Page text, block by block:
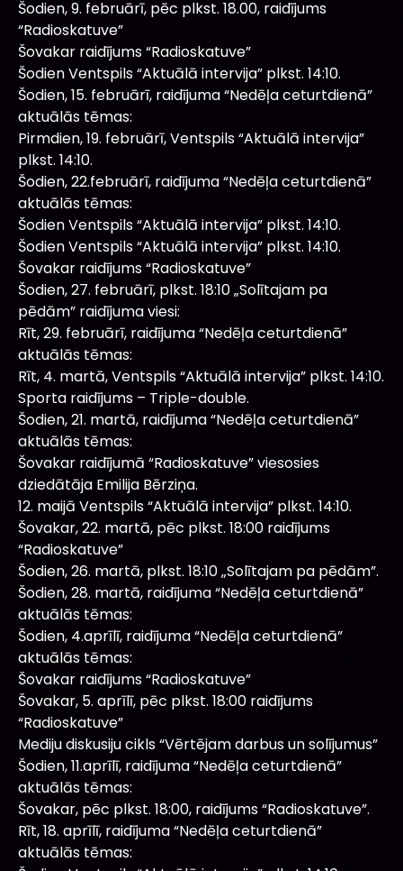
Šodien, 9. februārī, pēc plkst. 18.00, raidījums
“Radioskatuve”
Šovakar raidījums “Radioskatuve”
Šodien Ventspils “Aktuālā intervija” plkst. 14:10.
Šodien, 15. februārī, raidījuma “Nedēļa ceturtdienā”
aktuālās tēmas:
Pirmdien, 19. februārī, Ventspils “Aktuālā intervija”
plkst. 14:10.
Šodien, 22.februārī, raidījuma “Nedēļa ceturtdienā”
aktuālās tēmas:
Šodien Ventspils “Aktuālā intervija” plkst. 14:10.
Šodien Ventspils “Aktuālā intervija” plkst. 14:10.
Šovakar raidījums “Radioskatuve”
Šodien, 27. februārī, plkst. 18:10 „Solītajam pa
pēdām” raidījuma viesi:
Rīt, 29. februārī, raidījuma “Nedēļa ceturtdienā”
aktuālās tēmas:
Rīt, 4. martā, Ventspils “Aktuālā intervija” plkst. 14:10.
Sporta raidījums – Triple-double.
Šodien, 21. martā, raidījuma “Nedēļa ceturtdienā”
aktuālās tēmas:
Šovakar raidījumā “Radioskatuve” viesosies
dziedātāja Emilija Bērziņa.
12. maijā Ventspils “Aktuālā intervija” plkst. 14:10.
Šovakar, 22. martā, pēc plkst. 18:00 raidījums
“Radioskatuve”
Šodien, 26. martā, plkst. 18:10 „Solītajam pa pēdām”.
Šodien, 28. martā, raidījuma “Nedēļa ceturtdienā”
aktuālās tēmas:
Šodien, 4.aprīlī, raidījuma “Nedēļa ceturtdienā”
aktuālās tēmas:
Šovakar raidījums “Radioskatuve”
Šovakar, 5. aprīlī, pēc plkst. 18:00 raidījums
“Radioskatuve”
Mediju diskusiju cikls “Vērtējam darbus un solījumus”
Šodien, 11.aprīlī, raidījuma “Nedēļa ceturtdienā”
aktuālās tēmas:
Šovakar, pēc plkst. 18:00, raidījums “Radioskatuve”.
Rīt, 18. aprīlī, raidījuma “Nedēļa ceturtdienā”
aktuālās tēmas: